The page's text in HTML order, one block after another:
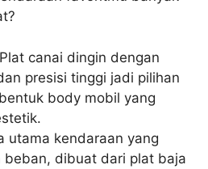
Plat canai dingin dengan
presisi tinggi jadi pilihan
body mobil yang
utama kendaraan yang
beban, dibuat dari plat baja